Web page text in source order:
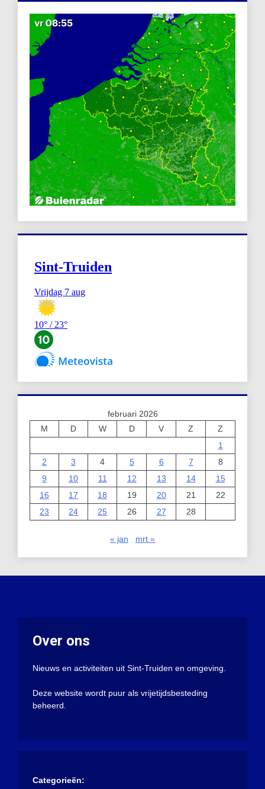
februari 2026
M
D W D V Z
Z
1
2
3 4 5 6 7
8
9
10 11 12 13 14
15
16
17 18 19 20 21
22
23
24 25 26 27 28
« jan mrt »
Over ons
Nieuws en activiteiten uit Sint-Truiden en omgeving.
Deze website wordt puur als vrijetijdsbesteding
beheerd.
Categorieën: